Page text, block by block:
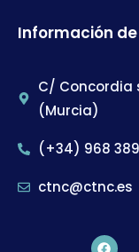
Información
C/ Concordia
(Murcia)
(+34) 968 389
ctnc@ctnc.es